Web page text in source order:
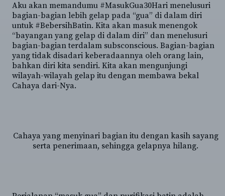
Aku akan memandumu #MasukGua30Hari menelusuri
bagian-bagian lebih gelap pada “gua” di dalam diri
untuk #BebersihBatin. Kita akan masuk menengok
“bayangan yang gelap di dalam diri” dan menelusuri
bagian-bagian terdalam subsconscious. Bagian-bagian
yang tidak disadari keberadaannya oleh orang lain,
bahkan diri kita sendiri. Kita akan mengunjungi
wilayah-wilayah gelap itu dengan membawa bekal
Cahaya dari-Nya.
Cahaya yang menyinari bagian itu dengan kasih sayang
serta penerimaan, sehingga gelapnya hilang.